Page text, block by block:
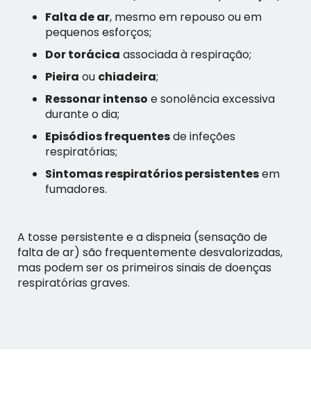
Falta de ar, mesmo em repouso ou em
pequenos esforços;
Dor torácica associada à respiração;
Pieira ou chiadeira;
Ressonar intenso e sonolência excessiva
durante o dia;
Episódios frequentesde infeções
respiratórias;
Sintomas respiratórios persistentesem
fumadores.
A tosse persistente e a dispneia (sensação de
falta de ar) são frequentemente desvalorizadas,
mas podem ser os primeiros sinais de doenças
respiratórias graves.